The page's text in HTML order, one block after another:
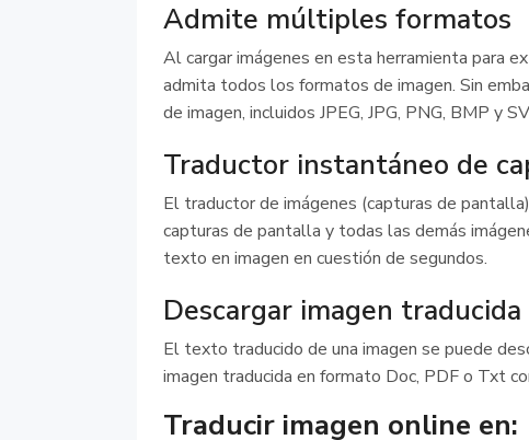
Admite múltiples formatos
Al cargar imágenes en esta herramienta para
admita todos los formatos de imagen. Sin
de imagen, incluidos JPEG, JPG, PNG, BMP y
Traductor instantáneo de
El traductor de imágenes (capturas de
capturas de pantalla y todas las demás
texto en imagen en cuestión de segundos.
Descargar imagen traducida
El texto traducido de una imagen se puede
imagen traducida en formato Doc, PDF o Txt
Traducir imagen online en: